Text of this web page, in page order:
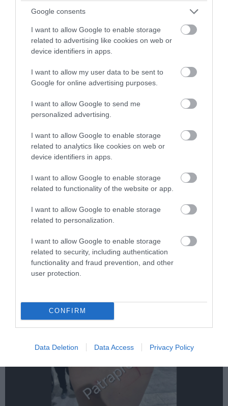
Google consents
I want to allow Google to enable storage
related to advertising like cookies on web or
device identifiers in apps.
I want to allow my user data to be sent to
Google for online advertising purposes.
I want to allow Google to send me
personalized advertising.
I want to allow Google to enable storage
related to analytics like cookies on web or
device identifiers in apps.
I want to allow Google to enable storage
related to functionality of the website or app.
I want to allow Google to enable storage
related to personalization.
I want to allow Google to enable storage
related to security, including authentication
functionality and fraud prevention, and other
user protection.
CONFIRM
Data Deletion Data Access Privacy Policy
PRONEWS.GR /ΕΣΩΤΕΡΙΚΗ ΑΣΦΑΛΕΙΑ
Μύκονος: Χειροπέδες σε αστυνομικό για
επικίνδυνη οδήγηση – Χρησιμοποίησε
φάρο και σειρήνα για προσπεράσεις
06.08.2026 | 08:49
ΕΣΩΤΕΡΙΚΗ ΑΣΦΑΛΕΙΑ
Φωτιά τώρα πάνω από το αρχαίο θέατρο
Δημητριάδος